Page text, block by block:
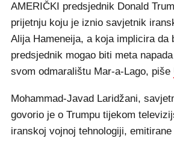
AMERIČKI predsjednik Donald
prijetnju koju je iznio savjetnik
Alija Hameneija, a koja implicira da
predsjednik mogao biti meta
svom odmaralištu Mar-a-Lago, piše
Mohammad-Javad Laridžani,
govorio je o Trumpu tijekom
iranskoj vojnoj tehnologiji,